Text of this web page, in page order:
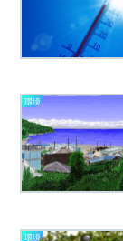
環境
環境